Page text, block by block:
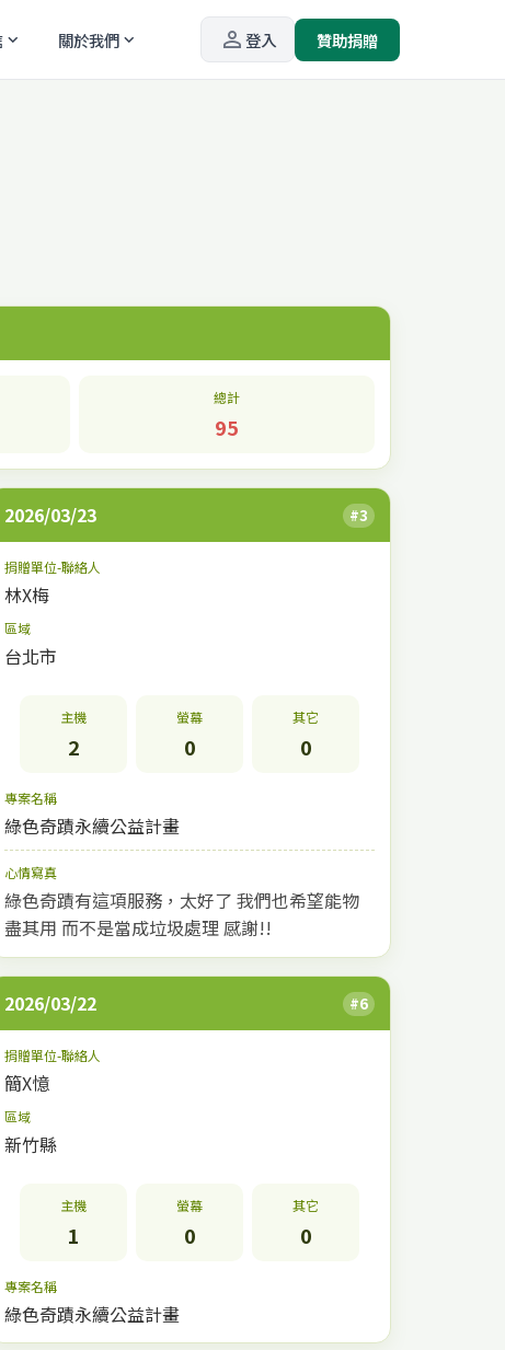
expand_more 關於我們expand_more person_outline登入 贊助捐贈
總計
95
2026/03/23 #3
捐贈單位-聯絡人
林X梅
區域
台北市
主機
2
螢幕
0
其它
0
專案名稱
綠色奇蹟永續公益計畫
心情寫真
綠色奇蹟有這項服務，太好了 我們也希望能物
盡其用 而不是當成垃圾處理 感謝!!
2026/03/22 #6
捐贈單位-聯絡人
簡X憶
區域
新竹縣
主機
1
螢幕
0
其它
0
專案名稱
綠色奇蹟永續公益計畫